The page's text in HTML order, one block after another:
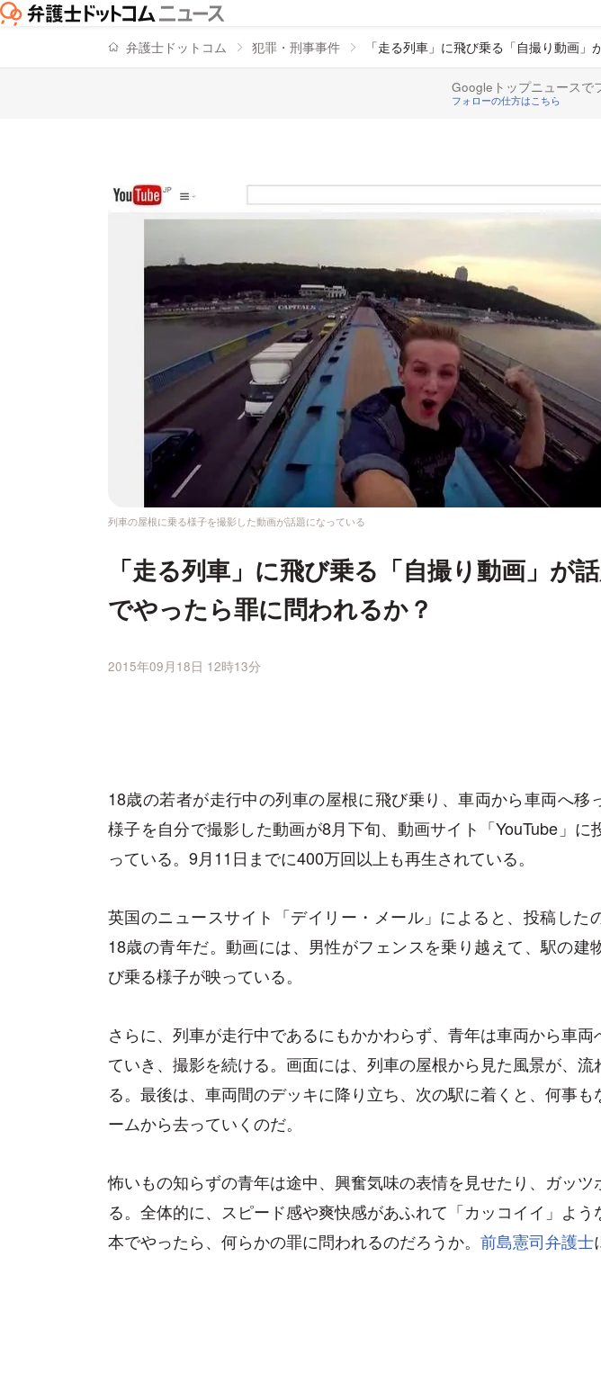
弁護士ドットコム 犯罪・刑事事件 「走る列車」に飛び乗る「自撮り動画
Googleトップニュースで
フォローの仕方はこちら
列車の屋根に乗る様子を撮影した動画が話題になっている
「走る列車」に飛び乗る「自撮り動画」が
でやったら罪に問われるか？
2015年09月18日 12時13分
18歳の若者が走行中の列車の屋根に飛び乗り、車両から車両へ移
様子を自分で撮影した動画が8月下旬、動画サイト「YouTube 」に
っている。 9月11日までに400万回以上も再生されている。
英国のニュースサイト「デイリー・メール」によると、投稿した
18歳の青年だ。動画には、男性がフェンスを乗り越えて、駅の建
び乗る様子が映っている。
さらに、列車が走行中であるにもかかわらず、青年は車両から車両
ていき、撮影を続ける。画面には、列車の屋根から見た風景が、
る。最後は、車両間のデッキに降り立ち、次の駅に着くと、何事
ームから去っていくのだ。
怖いもの知らずの青年は途中、興奮気味の表情を見せたり、ガッツ
る。全体的に、スピード感や爽快感があふれて「カッコイイ」よう
本でやったら、何らかの罪に問われるのだろうか。 前島憲司弁護士